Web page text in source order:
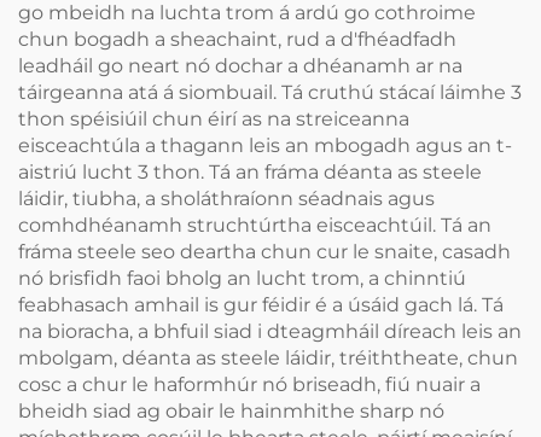
go mbeidh na luchta trom á ardú go cothroime
chun bogadh a sheachaint, rud a d'fhéadfadh
leadháil go neart nó dochar a dhéanamh ar na
táirgeanna atá á siombuail. Tá cruthú stácaí láimhe 3
thon spéisiúil chun éirí as na streiceanna
eisceachtúla a thagann leis an mbogadh agus an t-
aistriú lucht 3 thon. Tá an fráma déanta as steele
láidir, tiubha, a sholáthraíonn séadnais agus
comhdhéanamh struchtúrtha eisceachtúil. Tá an
fráma steele seo deartha chun cur le snaite, casadh
nó brisfidh faoi bholg an lucht trom, a chinntiú
feabhasach amhail is gur féidir é a úsáid gach lá. Tá
na bioracha, a bhfuil siad i dteagmháil díreach leis an
mbolgam, déanta as steele láidir, tréiththeate, chun
cosc a chur le haformhúr nó briseadh, fiú nuair a
bheidh siad ag obair le hainmhithe sharp nó